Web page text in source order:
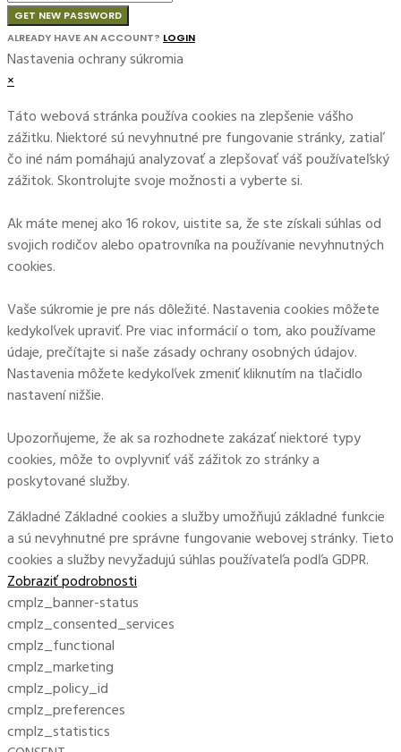
GET NEW PASSWORD
ALREADY HAVE AN ACCOUNT? LOGIN
Nastavenia ochrany súkromia
×
Táto webová stránka používa cookies na zlepšenie vášho
zážitku. Niektoré sú nevyhnutné pre fungovanie stránky, zatiaľ
čo iné nám pomáhajú analyzovať a zlepšovať váš používateľský
zážitok. Skontrolujte svoje možnosti a vyberte si.
Ak máte menej ako 16 rokov, uistite sa, že ste získali súhlas od
svojich rodičov alebo opatrovníka na používanie nevyhnutných
cookies.
Vaše súkromie je pre nás dôležité. Nastavenia cookies môžete
kedykoľvek upraviť. Pre viac informácií o tom, ako používame
údaje, prečítajte si naše zásady ochrany osobných údajov.
Nastavenia môžete kedykoľvek zmeniť kliknutím na tlačidlo
nastavení nižšie.
Upozorňujeme, že ak sa rozhodnete zakázať niektoré typy
cookies, môže to ovplyvniť váš zážitok zo stránky a
poskytované služby.
Základné Základné cookies a služby umožňujú základné funkcie
a sú nevyhnutné pre správne fungovanie webovej stránky. Tieto
cookies a služby nevyžadujú súhlas používateľa podľa GDPR.
Zobraziť podrobnosti
cmplz_banner-status
cmplz_consented_services
cmplz_functional
cmplz_marketing
cmplz_policy_id
cmplz_preferences
cmplz_statistics